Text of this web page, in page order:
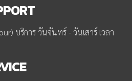
บริการ วันจันทร์ - วันเสาร์ เวลา